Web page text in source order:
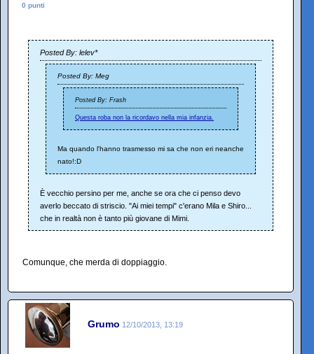
0 punti
Posted By: lelev*
Posted By: Meg
Posted By: Frash
Questa roba non la ricordavo nella mia infanzia.
Ma quando l'hanno trasmesso mi sa che non eri neanche
nato!:D
È vecchio persino per me, anche se ora che ci penso devo
averlo beccato di striscio. "Ai miei tempi" c'erano Mila e Shiro...
che in realtà non è tanto più giovane di Mimi.
Comunque, che merda di doppiaggio.
Grumo 12/10/2013, 13:19